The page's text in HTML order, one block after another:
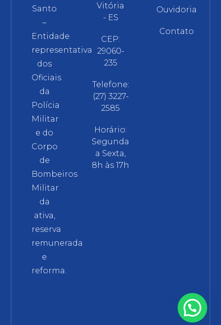
Santo
–
Entidade
representativa
dos
Oficiais
da
Polícia
Militar
e do
Corpo
de
Bombeiros
Militar
da
ativa,
reserva
remunerada
e
reforma.
Vitória
- ES
CEP:
29060-
235
Telefone:
(27) 3227-
2585
Horário:
Segunda
a Sexta,
8h às 17h
Ouvidoria
Contato